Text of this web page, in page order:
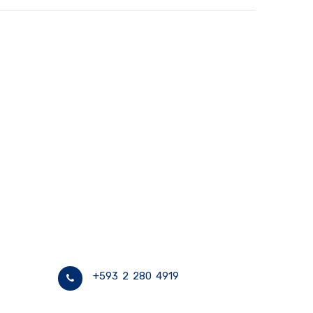
+593 2 280 4919